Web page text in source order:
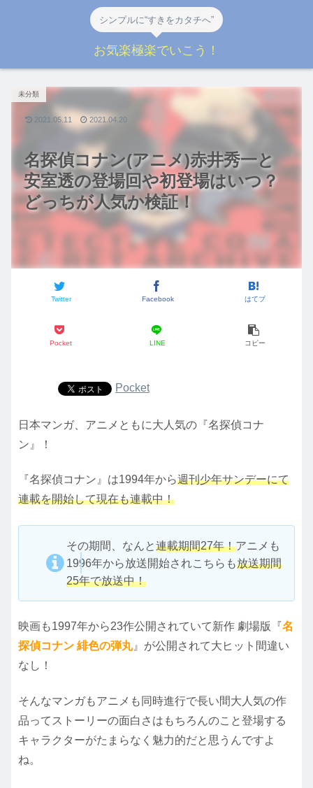
シンプルに“すきをカタチへ”
お気楽極楽でいこう！
名探偵コナン(アニメ)赤井秀一と
安室透の登場回や初登場はいつ？
どっちが人気か検証！
未分類
Twitter Facebook はてブ
Pocket LINE コピー
2021.05.11 2021.04.20
Pocket
日本マンガ、アニメともに大人気の『名探偵コナ
ン』！
『名探偵コナン』は1994年から週刊少年サンデーにて
連載を開始して現在も連載中！
その期間、なんと連載期間27年！アニメも
1996年から放送開始されこちらも放送期間
25年で放送中！
映画も1997年から23作公開されていて新作 劇場版『名
探偵コナン 緋色の弾丸』が公開されて大ヒット間違い
なし！
そんなマンガもアニメも同時進行で長い間大人気の作
品ってストーリーの面白さはもちろんのこと登場する
キャラクターがたまらなく魅力的だと思うんですよ
ね。